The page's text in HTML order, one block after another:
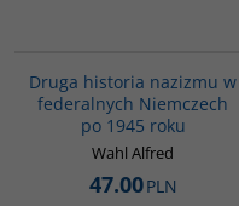
Druga historia nazizmu w
federalnych Niemczech
po 1945 roku
Wahl Alfred
47.00PLN